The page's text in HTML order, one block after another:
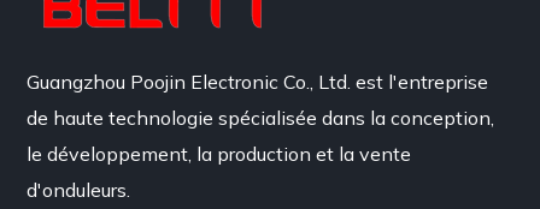
Guangzhou Poojin Electronic Co., Ltd. est l'entreprise
de haute technologie spécialisée dans la conception,
le développement, la production et la vente
d'onduleurs.